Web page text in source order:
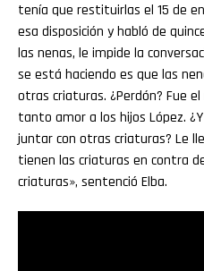
tenía que restituirlas el 15 de
esa disposición y habló de
las nenas, le impide la
se está haciendo es que las
otras criaturas. ¿Perdón? Fue
tanto amor a los hijos López.
juntar con otras criaturas? Le
tienen las criaturas en contra
criaturas», sentenció Elba.